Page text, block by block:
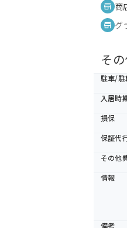
商
グ
そ
駐車/駐
入居時
損保
保証代
その他
情報
備考